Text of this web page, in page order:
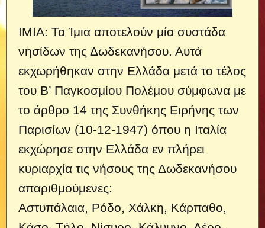
ΙΜΙΑ: Τα Ίμια αποτελούν μία συστάδα
νησίδων της Δωδεκανήσου. Αυτά
εκχωρήθηκαν στην Ελλάδα μετά το τέλος
του Β’ Παγκοσμίου Πολέμου σύμφωνα με
το άρθρο 14 της Συνθήκης Ειρήνης των
Παρισίων (10-12-1947) όπου η Ιταλία
εκχώρησε στην Ελλάδα εν πλήρει
κυριαρχία τις νήσους της Δωδεκανήσου
απαριθμούμενες:
Αστυπάλαια, Ρόδο, Χάλκη, Κάρπαθο,